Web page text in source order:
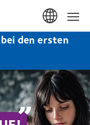
den ersten